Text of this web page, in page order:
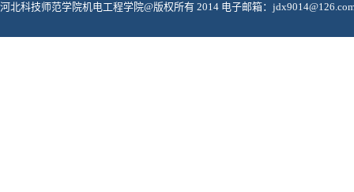
河北科技师范学院机电工程学院@版权所有 2014 电子邮箱：